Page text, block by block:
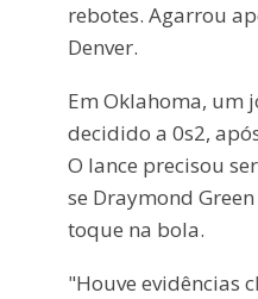
rebotes. Agarrou
Denver.
Em Oklahoma, um
decidido a 0s2,
O lance precisou
se Draymond
toque na bola.
"Houve evidências